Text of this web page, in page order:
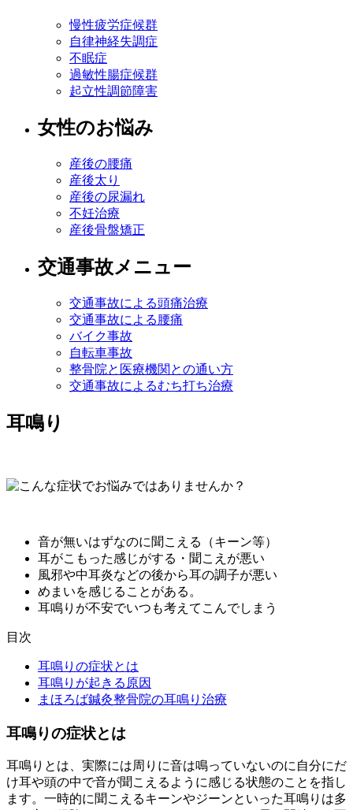
慢性疲労症候群
自律神経失調症
不眠症
過敏性腸症候群
起立性調節障害
女性のお悩み
産後の腰痛
産後太り
産後の尿漏れ
不妊治療
産後骨盤矯正
交通事故メニュー
交通事故による頭痛治療
交通事故による腰痛
バイク事故
自転車事故
整骨院と医療機関との通い方
交通事故によるむち打ち治療
耳鳴り
音が無いはずなのに聞こえる（キーン等）
耳がこもった感じがする・聞こえが悪い
風邪や中耳炎などの後から耳の調子が悪い
めまいを感じることがある。
耳鳴りが不安でいつも考えてこんでしまう
目次
耳鳴りの症状とは
耳鳴りが起きる原因
まほろば鍼灸整骨院の耳鳴り治療
耳鳴りの症状とは
耳鳴りとは、実際には周りに音は鳴っていないのに自分にだ
け耳や頭の中で音が聞こえるように感じる状態のことを指し
ます。一時的に聞こえるキーンやジーンといった耳鳴りは多